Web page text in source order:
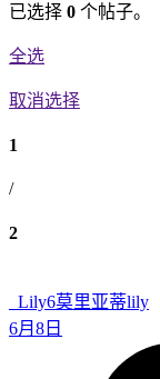
已选择 0 个帖子。
全选
取消选择
1
/
2
_Lily6莫里亚蒂lily
6月8日